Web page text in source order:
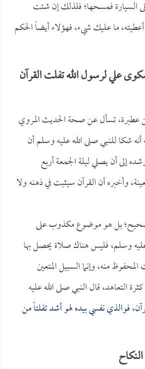
السيارة فمسحها؛ فلذلك إن شئت
ما عليك شيء، فهؤلاء أيضاً الحكم
علي لرسول الله تفلت القرآن
عطبرة، تسأل عن صحة الحديث المروي
شكا للنبي صلى الله عليه وسلم أن
إلى أن يصلي ليلة الجمعة أربع
وأخبره أن القرآن سيثبت في ذهنه ولا
بل هو موضوع مكذوب على
وسلم، فليس هناك صلاة يحصل بها
منه، وإنما السبيل المتعين
التعاهد، قال النبي صلى الله عليه
فوالذي نفسي بيده لهو أشد تفلتاً من